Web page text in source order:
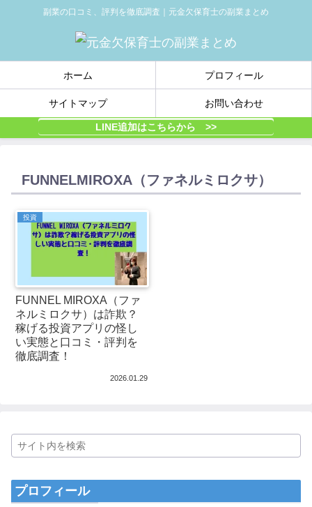
副業の口コミ、評判を徹底調査｜元金欠保育士の副業まとめ
ホーム プロフィール
サイトマップ お問い合わせ
LINE追加はこちらから >>
FUNNELMIROXA（ファネルミロクサ）
投資
FUNNEL MIROXA（ファ
ネルミロクサ）は詐欺？
稼げる投資アプリの怪し
い実態と口コミ・評判を
徹底調査！
2026.01.29
プロフィール